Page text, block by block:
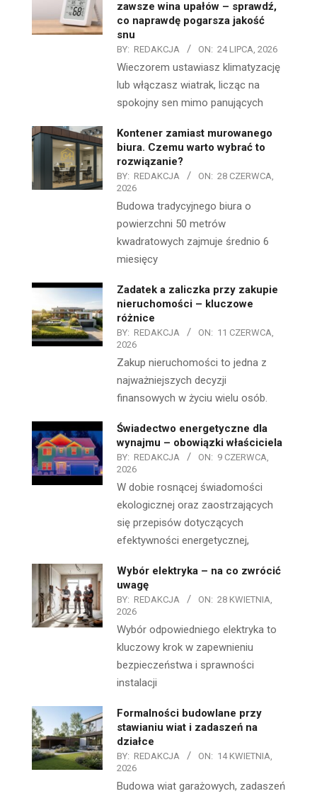
zawsze wina upałów – sprawdź,
co naprawdę pogarsza jakość
snu
BY: REDAKCJA ON: 24 LIPCA, 2026
Wieczorem ustawiasz klimatyzację
lub włączasz wiatrak, licząc na
spokojny sen mimo panujących
Kontener zamiast murowanego
biura. Czemu warto wybrać to
rozwiązanie?
BY: REDAKCJA ON: 28 CZERWCA,
2026
Budowa tradycyjnego biura o
powierzchni 50 metrów
kwadratowych zajmuje średnio 6
miesięcy
Zadatek a zaliczka przy zakupie
nieruchomości – kluczowe
różnice
BY: REDAKCJA ON: 11 CZERWCA,
2026
Zakup nieruchomości to jedna z
najważniejszych decyzji
finansowych w życiu wielu osób.
Świadectwo energetyczne dla
wynajmu – obowiązki właściciela
BY: REDAKCJA ON: 9 CZERWCA,
2026
W dobie rosnącej świadomości
ekologicznej oraz zaostrzających
się przepisów dotyczących
efektywności energetycznej,
Wybór elektryka – na co zwrócić
uwagę
BY: REDAKCJA ON: 28 KWIETNIA,
2026
Wybór odpowiedniego elektryka to
kluczowy krok w zapewnieniu
bezpieczeństwa i sprawności
instalacji
Formalności budowlane przy
stawianiu wiat i zadaszeń na
działce
BY: REDAKCJA ON: 14 KWIETNIA,
2026
Budowa wiat garażowych, zadaszeń